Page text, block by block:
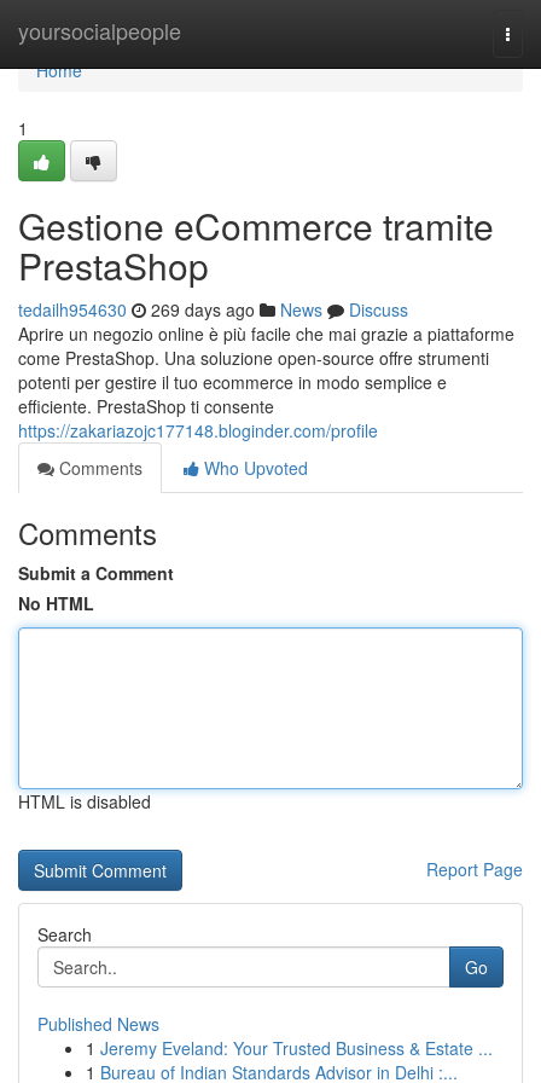
yoursocialpeople
Home
Home
1
Gestione eCommerce tramite
PrestaShop
tedailh954630 269 days ago News
Discuss
Aprire un negozio online è più facile che mai grazie a piattaforme
come PrestaShop. Una soluzione open-source offre strumenti
potenti per gestire il tuo ecommerce in modo semplice e
efficiente. PrestaShop ti consente
https://zakariazojc177148.bloginder.com/profile
Comments
Who Upvoted
Comments
Submit a Comment
No HTML
HTML is disabled
Report Page
Search
Go
Published News
1 Jeremy Eveland: Your Trusted Business & Estate ...
1 Bureau of Indian Standards Advisor in Delhi :...